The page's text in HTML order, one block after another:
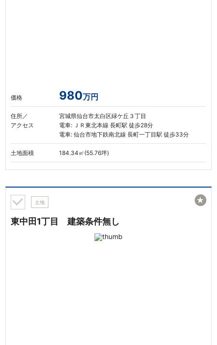
価格 980万円
住所／
アクセス
宮城県仙台市太白区緑ケ丘３丁目
電車: ＪＲ東北本線 長町駅 徒歩28分
電車: 仙台市地下鉄南北線 長町一丁目駅 徒歩33分
土地面積 184.34㎡(55.76坪)
土地
東中田1丁目 建築条件無し
★